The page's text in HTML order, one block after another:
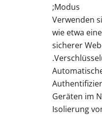
Modus;
Verwenden
wie etwa
sicherer
Geräten im
Isolierung